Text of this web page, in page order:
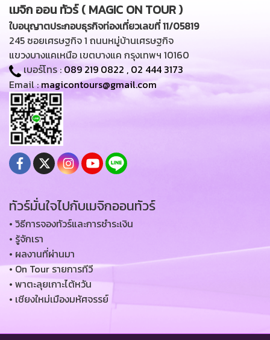
เมจิก ออน ทัวร์ ( MAGIC ON TOUR )
ใบอนุญาตประกอบธุรกิจท่องเที่ยวเลขที่ 11/05819
245 ซอยเศรษฐกิจ 1 ถนนหมู่บ้านเศรษฐกิจ
แขวงบางแคเหนือ เขตบางแค กรุงเทพฯ 10160
เบอร์โทร :089 219 0822 , 02 444 3173
Email :magicontours@gmail.com
ทัวร์มั่นใจไปกับเมจิกออนทัวร์
• วิธีการจองทัวร์และการชำระเงิน
• รู้จักเรา
• ผลงานที่ผ่านมา
• On Tour รายการทีวี
• พาตะลุยเกาะไต้หวัน
• เชียงใหม่เมืองมหัศจรรย์